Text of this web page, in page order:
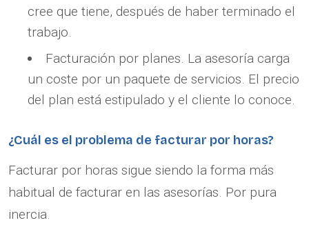
cree que tiene, después de haber terminado el
trabajo.
Facturación por planes. La asesoría carga
un coste por un paquete de servicios. El precio
del plan está estipulado y el cliente lo conoce.
¿Cuál es el problema de facturar por horas?
Facturar por horas sigue siendo la forma más
habitual de facturar en las asesorías. Por pura
inercia.